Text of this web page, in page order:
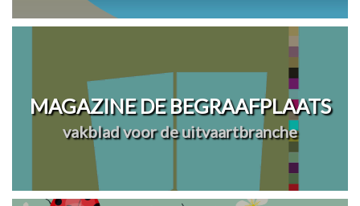
MAGAZINE DE BEGRAAFPLAATS
vakblad voor de uitvaartbranche